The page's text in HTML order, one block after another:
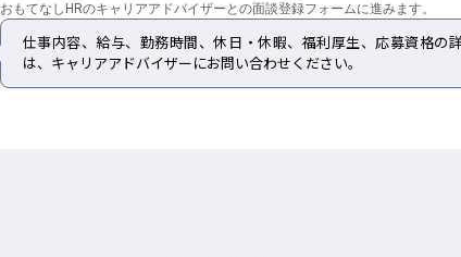
おもてなしHRのキャリアアドバイザーとの面談登録フォームに進みます。
仕事内容、給与、勤務時間、休日・休暇、福利厚生、応募資格の
は、キャリアアドバイザーにお問い合わせください。